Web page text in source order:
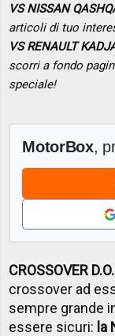
VS NISSAN
articoli di tuo
VS RENAULT
scorri a fondo
speciale!
MotorBox,
CROSSOVER
crossover ad
sempre grande
essere sicuri: la